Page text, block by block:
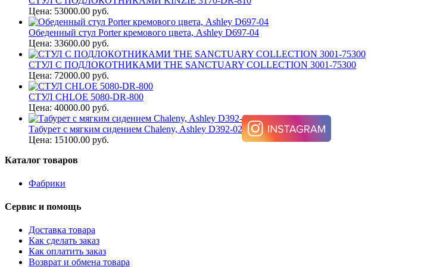
Цена: 53000.00 руб.
Обеденный стул Porter кремового цвета, Ashley D697-04
Цена: 33600.00 руб.
СТУЛ С ПОДЛОКОТНИКАМИ THE SANCTUARY COLLECTION 3001-75300
Цена: 72000.00 руб.
СТУЛ CHLOE 5080-DR-800
Цена: 40000.00 руб.
Табурет с мягким сидением Chaleny, Ashley D392-024
Цена: 15100.00 руб.
Каталог товаров
Фабрики
Сервис и помощь
Доставка товара
Как сделать заказ
Как оплатить заказ
Возврат и обмена товара